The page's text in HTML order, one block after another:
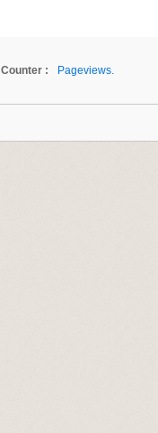
Counter :
Pageviews.